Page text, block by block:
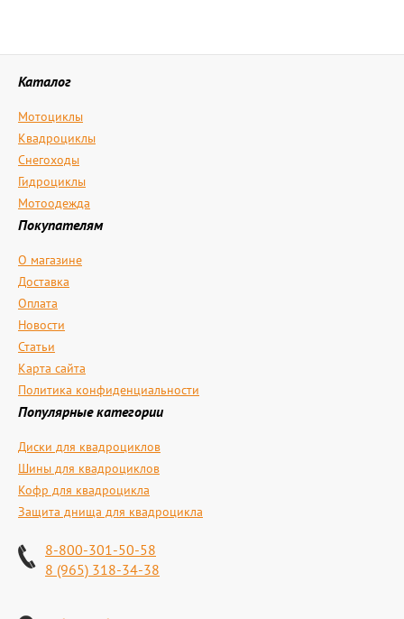
Каталог
Мотоциклы
Квадроциклы
Снегоходы
Гидроциклы
Мотоодежда
Покупателям
О магазине
Доставка
Оплата
Новости
Статьи
Карта сайта
Политика конфиденциальности
Популярные категории
Диски для квадроциклов
Шины для квадроциклов
Кофр для квадроцикла
Защита днища для квадроцикла
8-800-301-50-58
8 (965) 318-34-38